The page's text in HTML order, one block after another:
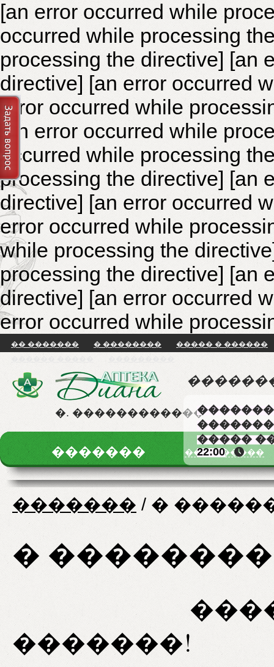
[an error occurred while
occurred while processing
processing the directive] [an
directive] [an error occurred
error occurred while
[an error occurred while
occurred while processing
processing the directive] [an
directive] [an error occurred
error occurred while
while processing the
processing the directive] [an
directive] [an error occurred
error occurred while
�� ������� � ��������
����� � ������
�. ������������
�����
22:00
������� �� �������
������� / �
� ��������